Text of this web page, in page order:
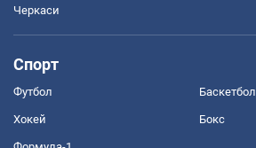
Черкаси
Спорт
Футбол Баскетбол
Хокей Бокс